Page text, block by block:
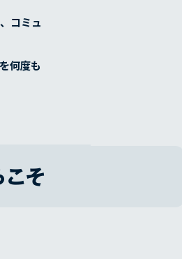
コミュ
何度も
こそ